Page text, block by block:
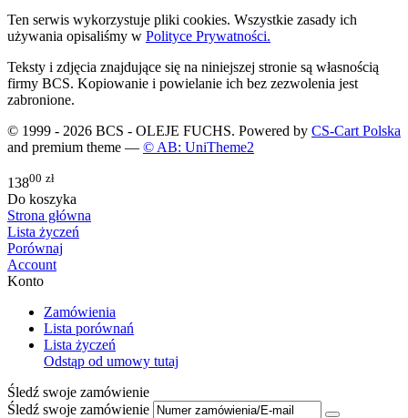
Ten serwis wykorzystuje pliki cookies. Wszystkie zasady ich
używania opisaliśmy w Polityce Prywatności.
Teksty i zdjęcia znajdujące się na niniejszej stronie są własnością
firmy BCS. Kopiowanie i powielanie ich bez zezwolenia jest
zabronione.
© 1999 - 2026 BCS - OLEJE FUCHS. Powered by CS-Cart Polska
and premium theme — © AB: UniTheme2
13800 zł
Do koszyka
Strona główna
Lista życzeń
Porównaj
Account
Konto
Zamówienia
Lista porównań
Lista życzeń
Odstąp od umowy tutaj
Śledź swoje zamówienie
Śledź swoje zamówienie